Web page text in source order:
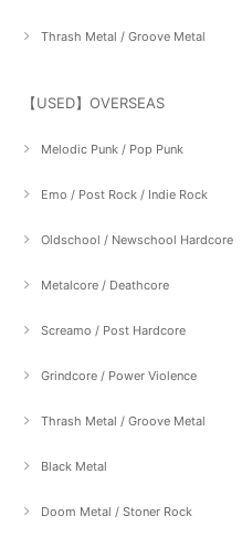
Thrash Metal / Groove Metal
【USED】OVERSEAS
Melodic Punk / Pop Punk
Emo / Post Rock / Indie Rock
Oldschool / Newschool Hardcore
Metalcore / Deathcore
Screamo / Post Hardcore
Grindcore / Power Violence
Thrash Metal / Groove Metal
Black Metal
Doom Metal / Stoner Rock